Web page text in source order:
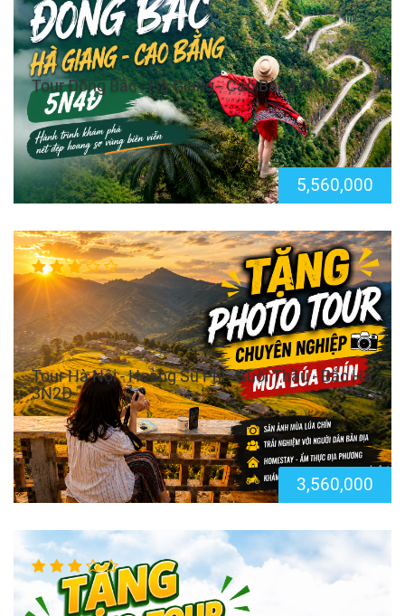
Tour Đông Bắc - Hà Giang - Cao Bằng 5N4Đ
5,560,000
Tour Hà Nội - Hoàng Su Phì - Suối Thầu - Bắc Hà
3N2Đ
3,560,000